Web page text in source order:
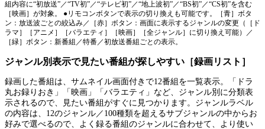
組内容に“初放送”／“TV初”／“テレビ初”／“地上波初”／“BS初”／“CS初”を含む
［映画］が対象。 ●リモコンボタンで表示の切り換えも可能です。［青］ボタ
ン：放送波ごとの絞込み／［赤］ボタン：画面に表示するジャンルの変更（［ド
ラマ］［アニメ］［バラエティ］［映画］［全ジャンル］に切り換え可能）／
［緑］ボタン：新番組／特番／初放送番組ごとの表示。
ジャンル別表示で見たい番組が探しやすい［録画リスト］
録画した番組は、サムネイル画面付きで12番組を一覧表示。「ドラ
丸お録りおき」「映画」「バラエティ」など、ジャンル別に分類表
示されるので、見たい番組がすぐに見つかります。ジャンルラベル
の内容は、12のジャンル／100種類を超えるサブジャンルの中からお
好みで選べるので、よく録る番組のジャンルに合わせて、より使い